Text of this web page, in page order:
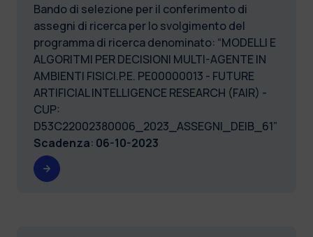
Bando di selezione per il conferimento di
assegni di ricerca per lo svolgimento del
programma di ricerca denominato: “MODELLI E
ALGORITMI PER DECISIONI MULTI-AGENTE IN
AMBIENTI FISICI.P.E. PE00000013 - FUTURE
ARTIFICIAL INTELLIGENCE RESEARCH (FAIR) -
CUP:
D53C22002380006_2023_ASSEGNI_DEIB_61”
Scadenza: 06-10-2023